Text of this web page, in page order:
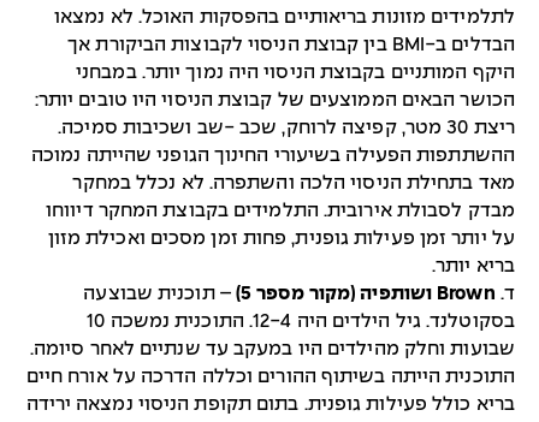
לתלמידים מזונות בריאותיים בהפסקות האוכל. לא נמצאו
הבדלים ב-BMI בין קבוצת הניסוי לקבוצות הביקורת אך
היקף המותניים בקבוצת הניסוי היה נמוך יותר. במבחני
הכושר הבאים הממוצעים של קבוצת הניסוי היו טובים יותר:
ריצת 30 מטר, קפיצה לרוחק, שכב -שב ושכיבות סמיכה.
ההשתתפות הפעילה בשיעורי החינוך הגופני שהייתה נמוכה
מאד בתחילת הניסוי הלכה והשתפרה. לא נכלל במחקר
מבדק לסבולת אירובית. התלמידים בקבוצת המחקר דיווחו
על יותר זמן פעילות גופנית, פחות זמן מסכים ואכילת מזון
בריא יותר.
ד. Brown ושותפיה (מקור מספר 5)
– תוכנית שבוצעה
בסקוטלנד. גיל הילדים היה 12-4. התוכנית נמשכה 10
שבועות וחלק מהילדים היו במעקב עד שנתיים לאחר סיומה.
התוכנית הייתה בשיתוף ההורים וכללה הדרכה על אורח חיים
בריא כולל פעילות גופנית. בתום תקופת הניסוי נמצאה ירידה